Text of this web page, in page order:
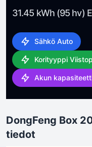
31.45 kWh (95 hv)
Sähkö Auto
Korityyppi
Akun
DongFeng Box
tiedot